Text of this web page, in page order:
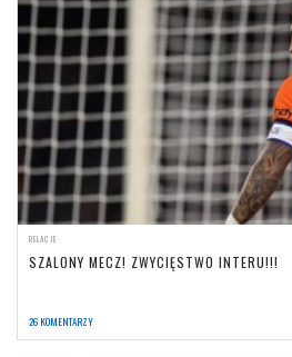
RELACJE
SZALONY MECZ! ZWYCIĘSTWO INTERU!!!
26 KOMENTARZY